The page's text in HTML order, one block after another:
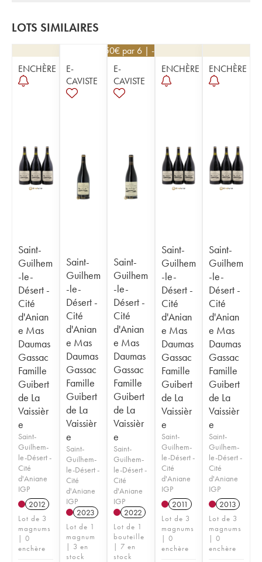
LOTS SIMILAIRES
ENCHÈRE
Saint-
Guilhem
-le-
Désert -
Cité
d'Anian
e Mas
Daumas
Gassac
Famille
Guibert
de La
Vaissièr
e
Saint-
Guilhem-
le-Désert -
Cité
d'Aniane
IGP
2012
Lot de 3
magnums
| 0
enchère
E-
CAVISTE
Saint-
Guilhem
-le-
Désert -
Cité
d'Anian
e Mas
Daumas
Gassac
Famille
Guibert
de La
Vaissièr
e
Saint-
Guilhem-
le-Désert -
Cité
d'Aniane
IGP
2023
Lot de 1
magnum
| 3 en
stock
40,50€ par 6 | -10%
E-
CAVISTE
Saint-
Guilhem
-le-
Désert -
Cité
d'Anian
e Mas
Daumas
Gassac
Famille
Guibert
de La
Vaissièr
e
Saint-
Guilhem-
le-Désert -
Cité
d'Aniane
IGP
2022
Lot de 1
bouteille
| 7 en
stock
ENCHÈRE
Saint-
Guilhem
-le-
Désert -
Cité
d'Anian
e Mas
Daumas
Gassac
Famille
Guibert
de La
Vaissièr
e
Saint-
Guilhem-
le-Désert -
Cité
d'Aniane
IGP
2011
Lot de 3
magnums
| 0
enchère
ENCHÈRE
Saint-
Guilhem
-le-
Désert -
Cité
d'Anian
e Mas
Daumas
Gassac
Famille
Guibert
de La
Vaissièr
e
Saint-
Guilhem-
le-Désert -
Cité
d'Aniane
IGP
2013
Lot de 3
magnums
| 0
enchère